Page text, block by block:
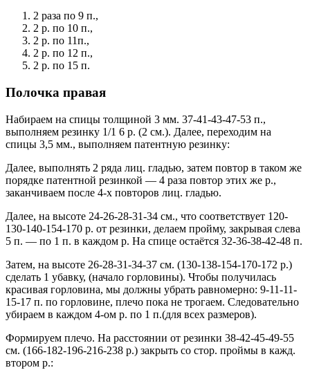
2 раза по 9 п.,
2 р. по 10 п.,
2 р. по 11п.,
2 р. по 12 п.,
2 р. по 15 п.
Полочка правая
Набираем на спицы толщиной 3 мм. 37-41-43-47-53 п.,
выполняем резинку 1/1 6 р. (2 см.). Далее, переходим на
спицы 3,5 мм., выполняем патентную резинку:
Далее, выполнять 2 ряда лиц. гладью, затем повтор в таком же
порядке патентной резинкой — 4 раза повтор этих же р.,
заканчиваем после 4-х повторов лиц. гладью.
Далее, на высоте 24-26-28-31-34 см., что соответствует 120-
130-140-154-170 р. от резинки, делаем пройму, закрывая слева
5 п. — по 1 п. в каждом р. На спице остаётся 32-36-38-42-48 п.
Затем, на высоте 26-28-31-34-37 см. (130-138-154-170-172 р.)
сделать 1 убавку, (начало горловины). Чтобы получилась
красивая горловина, мы должны убрать равномерно: 9-11-11-
15-17 п. по горловине, плечо пока не трогаем. Следовательно
убираем в каждом 4-ом р. по 1 п.(для всех размеров).
Формируем плечо. На расстоянии от резинки 38-42-45-49-55
см. (166-182-196-216-238 р.) закрыть со стор. проймы в кажд.
втором р.: